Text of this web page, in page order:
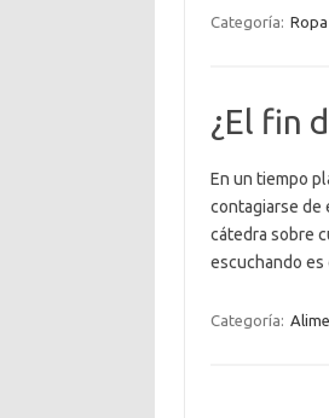
Categoría: Ropa
¿El fin
En un tiempo
contagiarse de
cátedra sobre
escuchando
Categoría: